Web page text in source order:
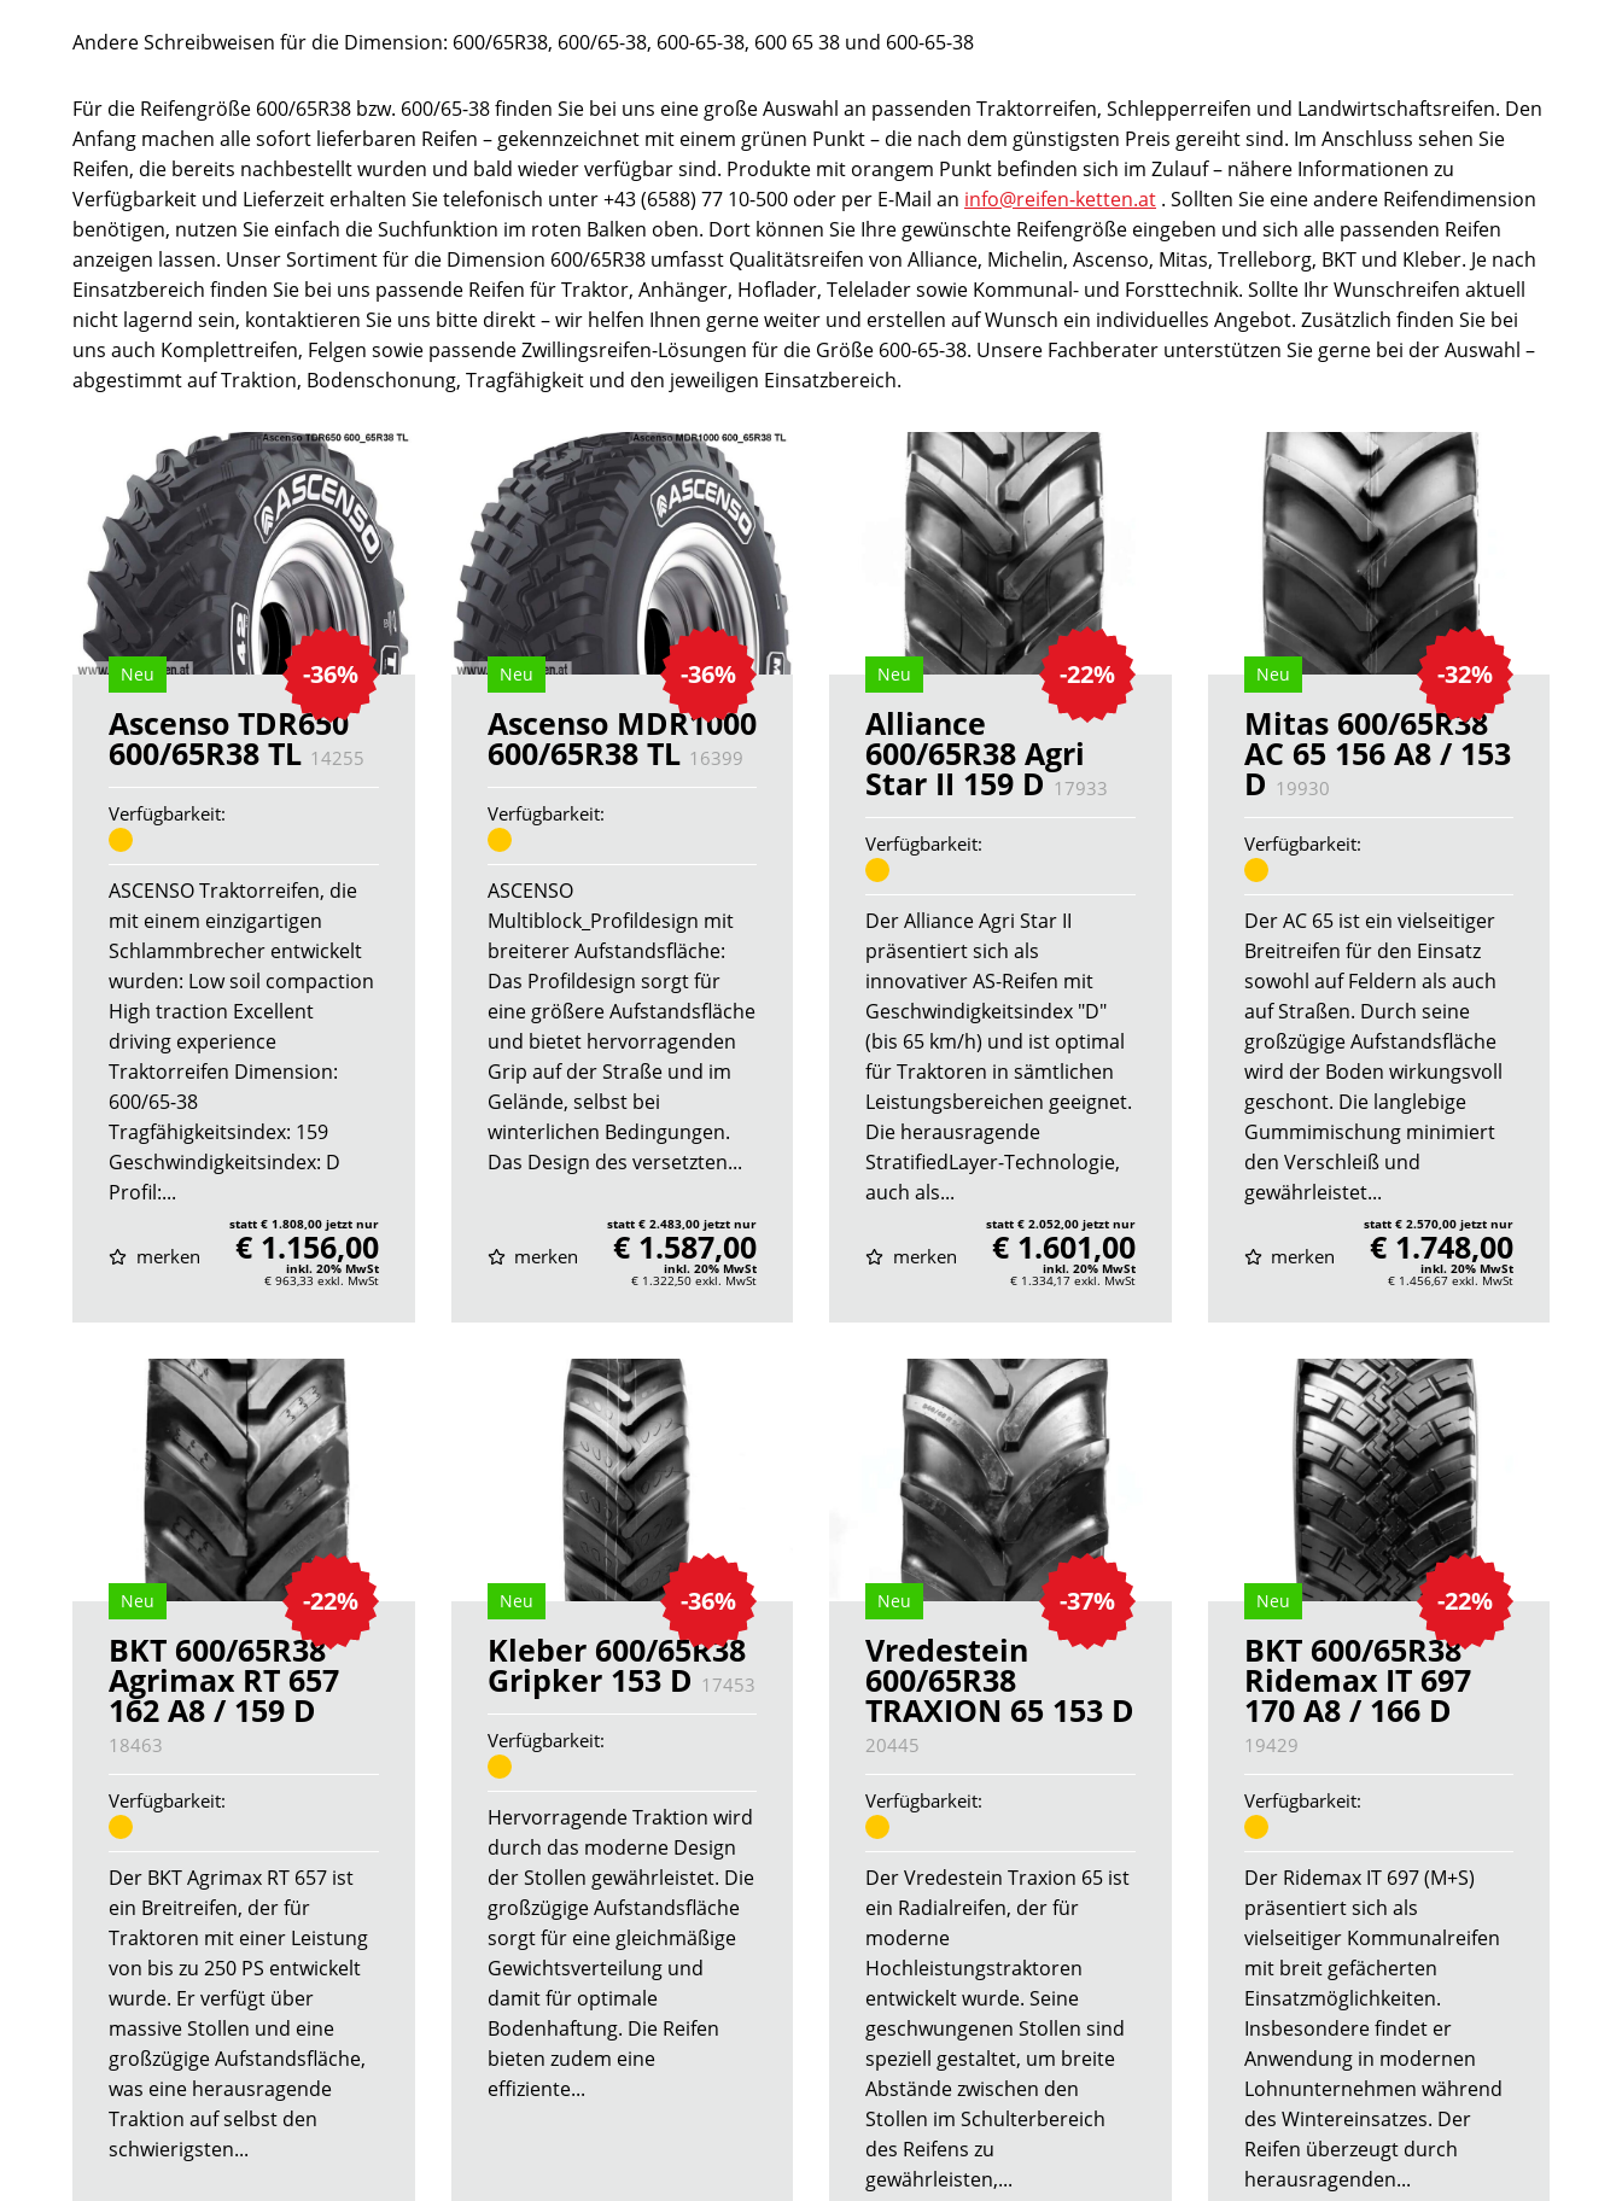
Andere Schreibweisen für die Dimension: 600/65R38, 600/65-38, 600-65-38, 600 65 38 und 600-65-38
Für die Reifengröße 600/65R38 bzw. 600/65-38 finden Sie bei uns eine große Auswahl an passenden Traktorreifen, Schlepperreifen und Landwirtschaftsreifen. Den
Anfang machen alle sofort lieferbaren Reifen – gekennzeichnet mit einem grünen Punkt – die nach dem günstigsten Preis gereiht sind. Im Anschluss sehen Sie
Reifen, die bereits nachbestellt wurden und bald wieder verfügbar sind. Produkte mit orangem Punkt befinden sich im Zulauf – nähere Informationen zu
Verfügbarkeit und Lieferzeit erhalten Sie telefonisch unter +43 (6588) 77 10-500 oder per E-Mail an info@reifen-ketten.at . Sollten Sie eine andere Reifendimension
benötigen, nutzen Sie einfach die Suchfunktion im roten Balken oben. Dort können Sie Ihre gewünschte Reifengröße eingeben und sich alle passenden Reifen
anzeigen lassen. Unser Sortiment für die Dimension 600/65R38 umfasst Qualitätsreifen von Alliance, Michelin, Ascenso, Mitas, Trelleborg, BKT und Kleber. Je nach
Einsatzbereich finden Sie bei uns passende Reifen für Traktor, Anhänger, Hoflader, Telelader sowie Kommunal- und Forsttechnik. Sollte Ihr Wunschreifen aktuell
nicht lagernd sein, kontaktieren Sie uns bitte direkt – wir helfen Ihnen gerne weiter und erstellen auf Wunsch ein individuelles Angebot. Zusätzlich finden Sie bei
uns auch Komplettreifen, Felgen sowie passende Zwillingsreifen-Lösungen für die Größe 600-65-38. Unsere Fachberater unterstützen Sie gerne bei der Auswahl –
abgestimmt auf Traktion, Bodenschonung, Tragfähigkeit und den jeweiligen Einsatzbereich.
-36%
Neu
Ascenso TDR650
600/65R38 TL 14255
Verfügbarkeit:
ASCENSO Traktorreifen, die
mit einem einzigartigen
Schlammbrecher entwickelt
wurden: Low soil compaction
High traction Excellent
driving experience
Traktorreifen Dimension:
600/65-38
Tragfähigkeitsindex: 159
Geschwindigkeitsindex: D
Profil:...
merken
statt € 1.808,00 jetzt nur
€ 1.156,00
inkl. 20% MwSt
€ 963,33 exkl. MwSt
-36%
Neu
Ascenso MDR1000
600/65R38 TL 16399
Verfügbarkeit:
ASCENSO
Multiblock_Profildesign mit
breiterer Aufstandsfläche:
Das Profildesign sorgt für
eine größere Aufstandsfläche
und bietet hervorragenden
Grip auf der Straße und im
Gelände, selbst bei
winterlichen Bedingungen.
Das Design des versetzten...
merken
statt € 2.483,00 jetzt nur
€ 1.587,00
inkl. 20% MwSt
€ 1.322,50 exkl. MwSt
-22%
Neu
Alliance
600/65R38 Agri
Star II 159 D17933
Verfügbarkeit:
Der Alliance Agri Star II
präsentiert sich als
innovativer AS-Reifen mit
Geschwindigkeitsindex "D"
(bis 65 km/h) und ist optimal
für Traktoren in sämtlichen
Leistungsbereichen geeignet.
Die herausragende
StratifiedLayer-Technologie,
auch als...
merken
statt € 2.052,00 jetzt nur
€ 1.601,00
inkl. 20% MwSt
€ 1.334,17 exkl. MwSt
-32%
Neu
Mitas 600/65R38
AC 65 156 A8 / 153
D 19930
Verfügbarkeit:
Der AC 65 ist ein vielseitiger
Breitreifen für den Einsatz
sowohl auf Feldern als auch
auf Straßen. Durch seine
großzügige Aufstandsfläche
wird der Boden wirkungsvoll
geschont. Die langlebige
Gummimischung minimiert
den Verschleiß und
gewährleistet...
merken
statt € 2.570,00 jetzt nur
€ 1.748,00
inkl. 20% MwSt
€ 1.456,67 exkl. MwSt
-22%
Neu
BKT 600/65R38
Agrimax RT 657
162 A8 / 159 D
18463
Verfügbarkeit:
Der BKT Agrimax RT 657 ist
ein Breitreifen, der für
Traktoren mit einer Leistung
von bis zu 250 PS entwickelt
wurde. Er verfügt über
massive Stollen und eine
großzügige Aufstandsfläche,
was eine herausragende
Traktion auf selbst den
schwierigsten...
-36%
Neu
Kleber 600/65R38
Gripker 153 D 17453
Verfügbarkeit:
Hervorragende Traktion wird
durch das moderne Design
der Stollen gewährleistet. Die
großzügige Aufstandsfläche
sorgt für eine gleichmäßige
Gewichtsverteilung und
damit für optimale
Bodenhaftung. Die Reifen
bieten zudem eine
effiziente...
-37%
Neu
Vredestein
600/65R38
TRAXION 65 153 D
20445
Verfügbarkeit:
Der Vredestein Traxion 65 ist
ein Radialreifen, der für
moderne
Hochleistungstraktoren
entwickelt wurde. Seine
geschwungenen Stollen sind
speziell gestaltet, um breite
Abstände zwischen den
Stollen im Schulterbereich
des Reifens zu
gewährleisten,...
-22%
Neu
BKT 600/65R38
Ridemax IT 697
170 A8 / 166 D
19429
Verfügbarkeit:
Der Ridemax IT 697 (M+S)
präsentiert sich als
vielseitiger Kommunalreifen
mit breit gefächerten
Einsatzmöglichkeiten.
Insbesondere findet er
Anwendung in modernen
Lohnunternehmen während
des Wintereinsatzes. Der
Reifen überzeugt durch
herausragenden...